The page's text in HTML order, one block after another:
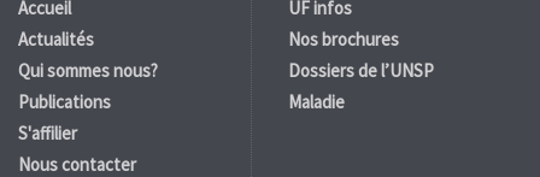
Accueil
Actualités
Qui sommes nous?
Publications
S'affilier
Nous contacter
UF infos
Nos brochures
Dossiers de l’UNSP
Maladie